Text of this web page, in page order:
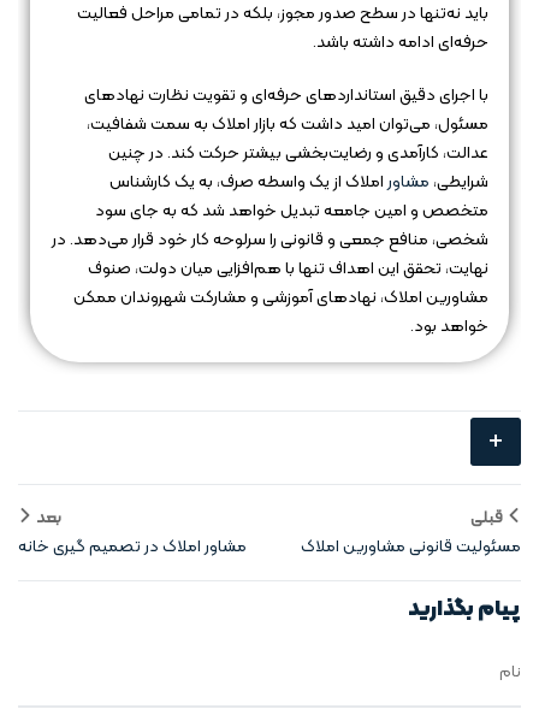
باید نه‌تنها در سطح صدور مجوز، بلکه در تمامی مراحل فعالیت
حرفه‌ای ادامه داشته باشد.
با اجرای دقیق استانداردهای حرفه‌ای و تقویت نظارت نهادهای
مسئول، می‌توان امید داشت که بازار املاک به سمت شفافیت،
عدالت، کارآمدی و رضایت‌بخشی بیشتر حرکت کند. در چنین
شرایطی، مشاوراملاک از یک واسطه صرف، به یک کارشناس
متخصص و امین جامعه تبدیل خواهد شد که به جای سود
شخصی، منافع جمعی و قانونی را سرلوحه کار خود قرار می‌دهد. در
نهایت، تحقق این اهداف تنها با هم‌افزایی میان دولت، صنوف
مشاورین املاک، نهادهای آموزشی و مشارکت شهروندان ممکن
خواهد بود.
+
قبلی
مسئولیت‌ قانونی مشاورین املاک
درمعاملات
بعد
مشاور املاک در تصمیم‌ گیری خانه
اولی ها
پیام بگذارید
نام